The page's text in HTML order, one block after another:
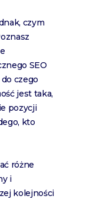
czym
SEO
czego
jest taka,
pozycji
kto
różne
i
kolejności